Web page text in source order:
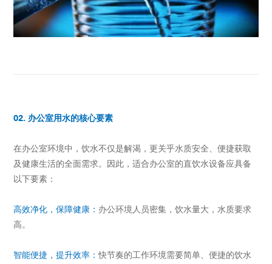
02. 办公室用水的核心要素
在办公室环境中，饮水不仅是解渴，更关乎水质安全、便捷获取
及健康生活的全面需求。因此，适合办公室的直饮水设备应具备
以下要素：
高效净化，保障健康： 办公环境人员密集，饮水量大，水质要求
高。
智能便捷，提升效率：快节奏的工作环境需要简单、便捷的饮水